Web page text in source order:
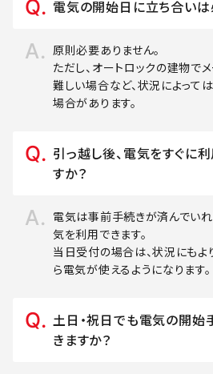
電気の開始日に立ち合いは
原則必要ありません。
ただし、オートロックの建物で
難しい場合など、状況によって
場合があります。
引っ越し後、電気をすぐに
すか？
電気は事前手続きが済んでいれ
気を利用できます。
当日受付の場合は、状況にも
ら電気が使えるようになります。
土日・祝日でも電気の開始
きますか？